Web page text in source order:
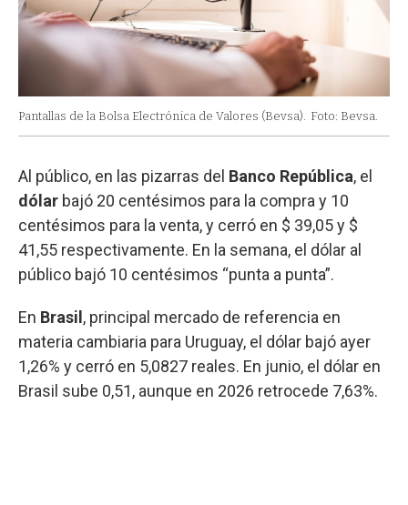
Pantallas de la Bolsa Electrónica de Valores (Bevsa). Foto: Bevsa.
Al público, en las pizarras del Banco República, el
dólar bajó 20 centésimos para la compra y 10
centésimos para la venta, y cerró en $ 39,05 y $
41,55 respectivamente. En la semana, el dólar al
público bajó 10 centésimos “punta a punta”.
En Brasil , principal mercado de referencia en
materia cambiaria para Uruguay, el dólar bajó ayer
1,26% y cerró en 5,0827 reales. En junio, el dólar en
Brasil sube 0,51, aunque en 2026 retrocede 7,63%.